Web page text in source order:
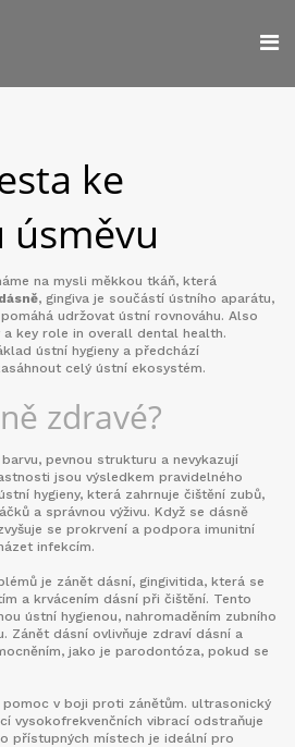
ke
úsměvu
na mysli měkkou tkáň, která
dásně, gingiva je součástí ústního aparátu,
udržovat ústní rovnováhu. Also
a key role in overall dental health.
ústní hygieny a předchází
celý ústní ekosystém.
zdravé?
pevnou strukturu a nevykazují
jsou výsledkem pravidelného
hygieny, která zahrnuje čištění zubů,
a správnou výživu. Když se dásně
se prokrvení a podpora imunitní
infekcím.
je zánět dásní, gingivitida, která se
a krvácením dásní při čištění. Tento
ústní hygienou, nahromaděním zubního
Zánět dásní ovlivňuje zdraví dásní a
jako je parodontóza, pokud se
v boji proti zánětům. ultrasonický
vysokofrekvenčních vibrací odstraňuje
přístupných místech je ideální pro